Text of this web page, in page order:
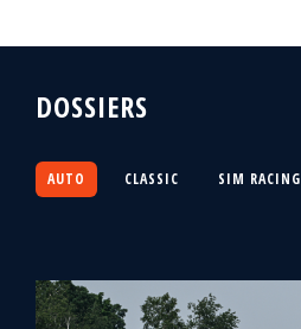
DOSSIERS
AUTO CLASSIC SIM RACING